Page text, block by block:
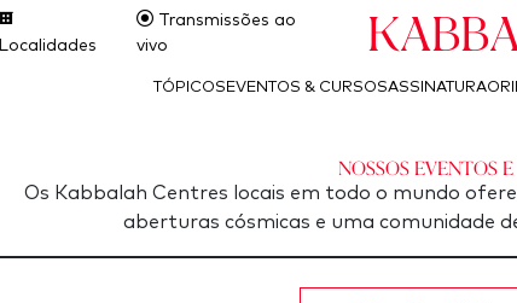
Localidades
Transmissões ao
vivo
TÓPICOS EVENTOS & CURSOSASSINATURA
Nossos Eventos
Os Kabbalah Centres locais em todo o mundo
aberturas cósmicas e uma comunidade